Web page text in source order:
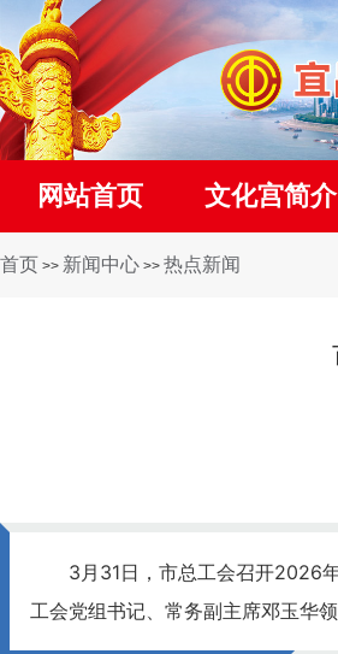
网站首页 文化宫简介
首页 >> 新闻中心 >> 热点新闻
3月31日，市总工会召开2026
工会党组书记、常务副主席邓玉华领